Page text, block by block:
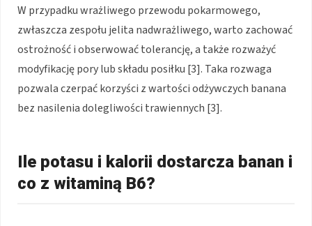
W przypadku wrażliwego przewodu pokarmowego,
zwłaszcza zespołu jelita nadwrażliwego, warto zachować
ostrożność i obserwować tolerancję, a także rozważyć
modyfikację pory lub składu posiłku [3]. Taka rozwaga
pozwala czerpać korzyści z wartości odżywczych banana
bez nasilenia dolegliwości trawiennych [3].
Ile potasu i kalorii dostarcza banan i
co z witaminą B6?